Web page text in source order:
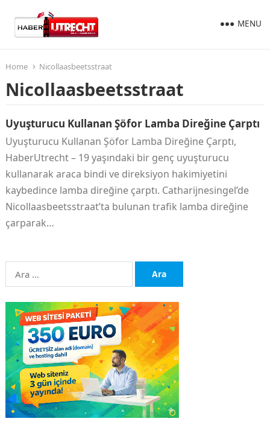
MENU
Home Nicollaasbeetsstraat
Nicollaasbeetsstraat
Uyuşturucu Kullanan Şöfor Lamba Direğine Çarptı
Uyuşturucu Kullanan Şöfor Lamba Direğine Çarptı,
HaberUtrecht – 19 yaşındaki bir genç uyuşturucu
kullanarak araca bindi ve direksiyon hakimiyetini
kaybedince lamba direğine çarptı. Catharijnesingel’de
Nicollaasbeetsstraat’ta bulunan trafik lamba direğine
çarparak…
Arama: